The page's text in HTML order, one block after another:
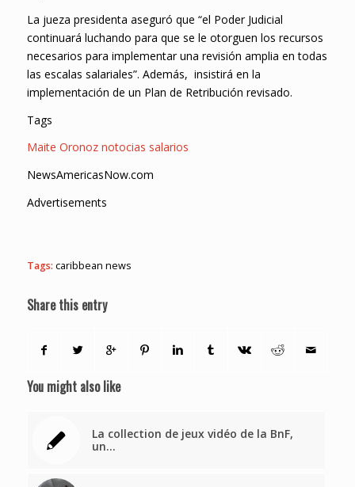
La jueza presidenta aseguró que “el Poder Judicial
continuará luchando para que se le otorguen los recursos
necesarios para implementar una revisión amplia en todas
las escalas salariales”. Además, insistirá en la
implementación de un Plan de Retribución revisado.
Tags
Maite Oronoz notocias salarios
NewsAmericasNow.com
Advertisements
Tags: caribbean news
Share this entry
You might also like
La collection de jeux vidéo de la BnF,
un…